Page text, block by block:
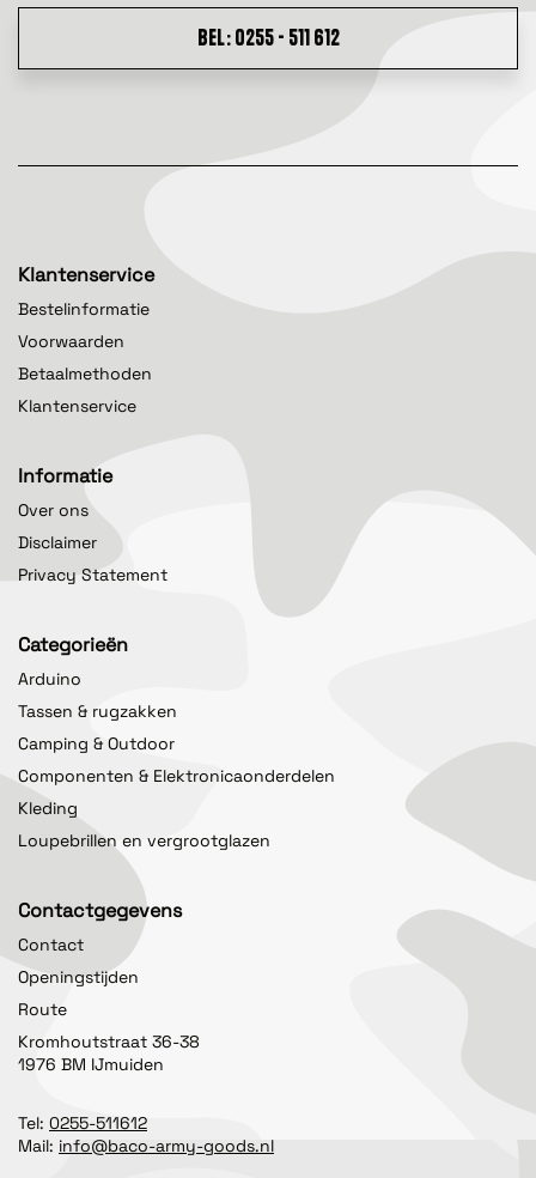
BEL: 0255 - 511 612
Klantenservice
Bestelinformatie
Voorwaarden
Betaalmethoden
Klantenservice
Informatie
Over ons
Disclaimer
Privacy Statement
Categorieën
Arduino
Tassen & rugzakken
Camping & Outdoor
Componenten & Elektronicaonderdelen
Kleding
Loupebrillen en vergrootglazen
Contactgegevens
Contact
Openingstijden
Route
Kromhoutstraat 36-38
1976 BM IJmuiden
Tel: 0255-511612
Mail: info@baco-army-goods.nl